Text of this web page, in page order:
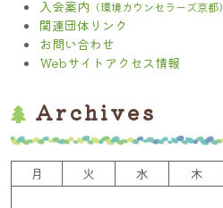
入会案内 （環境カウンセラーズ京都）
関連団体リンク
お問い合わせ
Webサイトアクセス情報
Archives
月 火 水 木